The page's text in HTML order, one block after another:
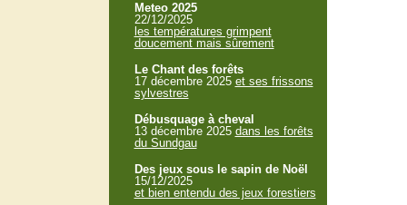
Meteo 2025
22/12/2025
les températures grimpent
doucement mais sûrement
Le Chant des forêts
17 décembre 2025 et ses frissons
sylvestres
Débusquage à cheval
13 décembre 2025 dans les forêts
du Sundgau
Des jeux sous le sapin de Noël
15/12/2025
et bien entendu des jeux forestiers